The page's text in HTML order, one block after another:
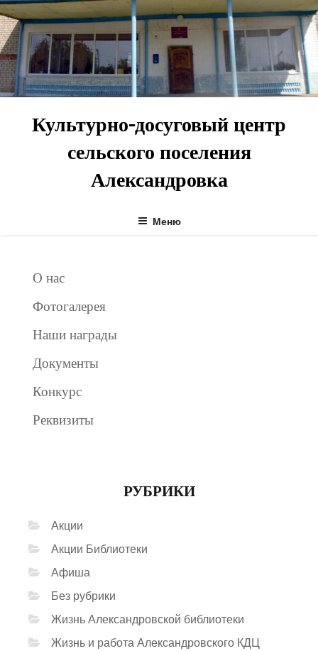
Перейти
к
содержимому
Культурно-досуговый центр
сельского поселения
Александровка
Меню
О нас
Фотогалерея
Наши награды
Документы
Конкурс
Реквизиты
РУБРИКИ
Акции
Акции Библиотеки
Афиша
Без рубрики
Жизнь Александровской библиотеки
Жизнь и работа Александровского КДЦ